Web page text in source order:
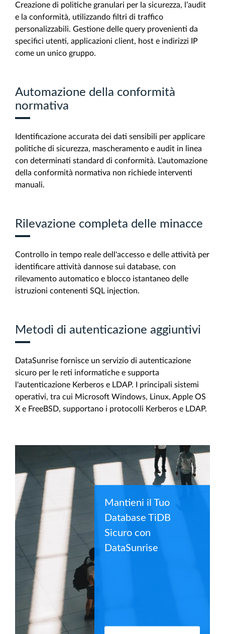
Creazione di politiche granulari per la sicurezza, l’audit
e la conformità, utilizzando filtri di traffico
personalizzabili. Gestione delle query provenienti da
specifici utenti, applicazioni client, host e indirizzi IP
come un unico gruppo.
Automazione della conformità
normativa
Identificazione accurata dei dati sensibili per applicare
politiche di sicurezza, mascheramento e audit in linea
con determinati standard di conformità. L'automazione
della conformità normativa non richiede interventi
manuali.
Rilevazione completa delle minacce
Controllo in tempo reale dell'accesso e delle attività per
identificare attività dannose sui database, con
rilevamento automatico e blocco istantaneo delle
istruzioni contenenti SQL injection.
Metodi di autenticazione aggiuntivi
DataSunrise fornisce un servizio di autenticazione
sicuro per le reti informatiche e supporta
l'autenticazione Kerberos e LDAP. I principali sistemi
operativi, tra cui Microsoft Windows, Linux, Apple OS
X e FreeBSD, supportano i protocolli Kerberos e LDAP.
Mantieni il Tuo
Database TiDB
Sicuro con
DataSunrise